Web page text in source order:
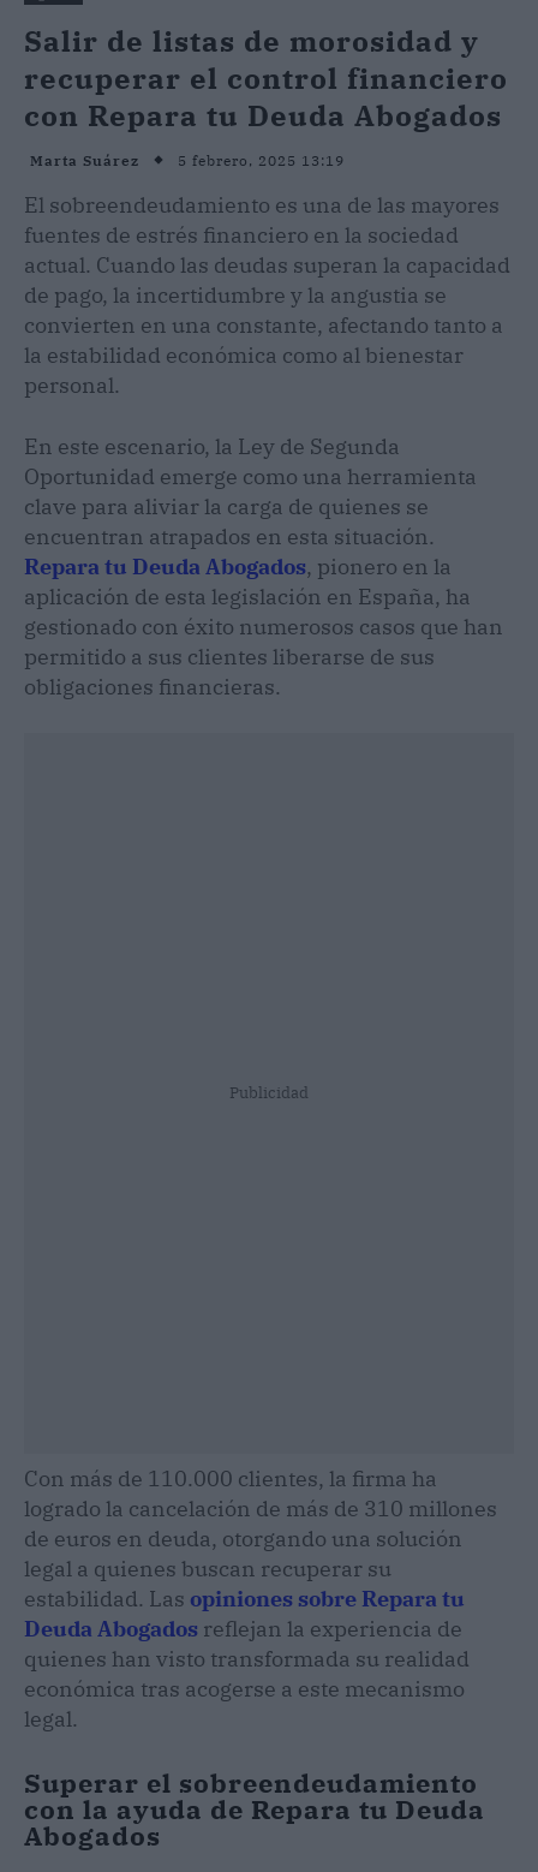
Salir de listas de morosidad y
recuperar el control financiero
con Repara tu Deuda Abogados
Marta Suárez 5 febrero, 2025 13:19
El sobreendeudamiento es una de las mayores
fuentes de estrés financiero en la sociedad
actual. Cuando las deudas superan la capacidad
de pago, la incertidumbre y la angustia se
convierten en una constante, afectando tanto a
la estabilidad económica como al bienestar
personal.
En este escenario, la Ley de Segunda
Oportunidad emerge como una herramienta
clave para aliviar la carga de quienes se
encuentran atrapados en esta situación.
Repara tu Deuda Abogados, pionero en la
aplicación de esta legislación en España, ha
gestionado con éxito numerosos casos que han
permitido a sus clientes liberarse de sus
obligaciones financieras.
Publicidad
Con más de 110.000 clientes, la firma ha
logrado la cancelación de más de 310 millones
de euros en deuda, otorgando una solución
legal a quienes buscan recuperar su
estabilidad. Las opiniones sobre Repara tu
Deuda Abogados reflejan la experiencia de
quienes han visto transformada su realidad
económica tras acogerse a este mecanismo
legal.
Superar el sobreendeudamiento
con la ayuda de Repara tu Deuda
Abogados